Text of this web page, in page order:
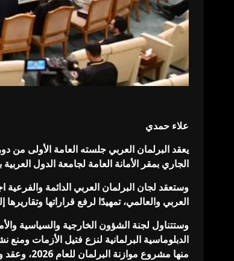
علاء حمدي
الجاري بمقر الأمانة العامة لجامعة الدول
وستعقد لجان البرلمان العربي الدائمة
العربي والعالمي، تمهيدًا لرفع قراراتها وتقاريرها
وستتناول لجنة الشؤون الخارجية والسياسية
الدبلوماسية البرلمانية لنزع فتيل الأزمات
منها مشروع موازنة البرلمان للعام 2026، وعقد ورشة العمل الإقليمية لدعم الدول العربية في سن التشريعات حول تنظيم مكافحة الحد من فقد وهدر الأغذية.